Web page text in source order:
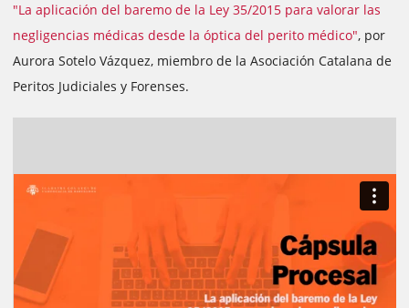
"La aplicación del baremo de la Ley 35/2015 para valorar las
negligencias médicas desde la óptica del perito médico", por
Aurora Sotelo Vázquez, miembro de la Asociación Catalana de
Peritos Judiciales y Forenses.